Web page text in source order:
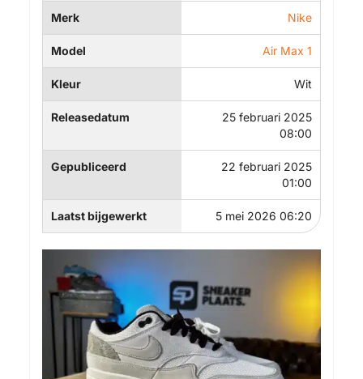
Merk Nike
Model Air Max 1
Kleur Wit
Releasedatum
25 februari 2025
08:00
Gepubliceerd
22 februari 2025
01:00
Laatst bijgewerkt 5 mei 2026 06:20